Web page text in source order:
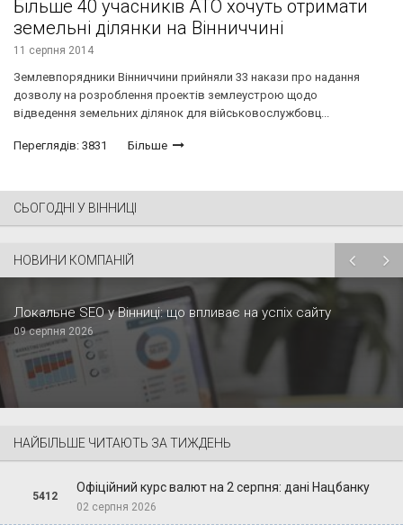
Більше 40 учасників АТО хочуть отримати
земельні ділянки на Вінниччині
11 серпня 2014
Землевпорядники Вінниччини прийняли 33 накази про надання
дозволу на розроблення проектів землеустрою щодо
відведення земельних ділянок для військовослужбовц...
Переглядів: 3831 Більше
СЬОГОДНІ У ВІННИЦІ
НОВИНИ КОМПАНІЙ
Локальне SEO у Вінниці: що впливає на успіх сайту
09 серпня 2026
НАЙБІЛЬШЕ ЧИТАЮТЬ ЗА ТИЖДЕНЬ
5412
Офіційний курс валют на 2 серпня: дані Нацбанку
02 серпня 2026